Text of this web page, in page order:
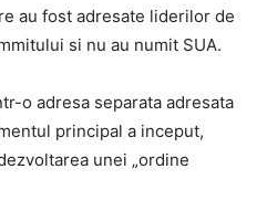
au fost adresate liderilor de
si nu au numit SUA.
o adresa separata adresata
principal a inceput,
unei „ordine